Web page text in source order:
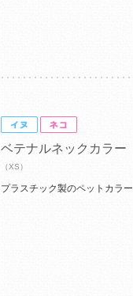
ベテナルネックカラー
（XS）
プラスチック製のペットカラー